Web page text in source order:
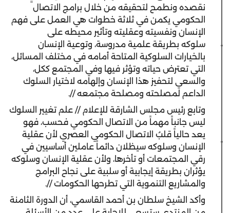
نقصده ونطمح لتحقيقه من خلال برامج الاتصال
الحكومي يكمن في ثلاثة خطوات هي العمل على فهم
الإنسان ونفسيته وعقليته وتأثير محيطه على
سلوكه بطريقة علمية مدروسة، وتوعية الإنسان
بالخيارات السلوكية المتاحة أمامه في مختلف المسائل،
التي تعترض حياته وتؤثر فيها وفي المجتمع ككل،
والسعي لتحفيز هذا الإنسان وإلهامه لاختيار السلوك
الداعم لمصلحته ومصلحة مجتمعه //.
وتابع رئيس مجلس الشارقة للإعلام // علم تغيير السلوك
ليس جانباً مهماً من الاتصال الحكومي فحسب، فهو
يعد حالياً قلبُ الاتصال الحكومي العصري لأن عقلية
الإنسان وسلوكه سيظلان دائماً عاملين أساسيين في
رقي المجتمعات أو تأخرها، ولأن عقلية الإنسان وسلوكه
يؤثران بطريقة إيجابية أو سلبية على نجاح البرامج
والمشاريع التنموية التي تطرحها الحكومات //.
وأكد الشيخ سلطان بن أحمد القاسمي، أن الدورة الثامنة